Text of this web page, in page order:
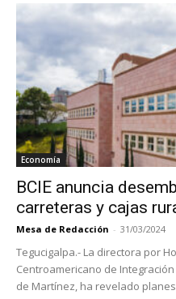
Economía
BCIE anuncia
carreteras y cajas
Mesa de Redacción - 31/03/2024
Tegucigalpa.- La directora por
Centroamericano de Integración
de Martínez, ha revelado